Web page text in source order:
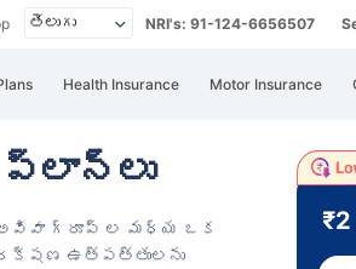
NRI's: 91-124-6656507
Health Insurance Motor Insurance
గ్రూప్ ల మధ్య ఒక
ఉత్పత్తులను
₹2